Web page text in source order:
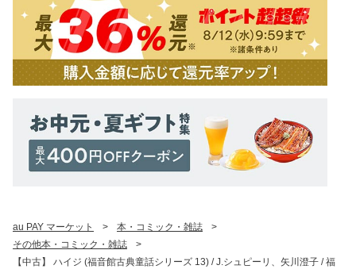
au PAY マーケット > 本・コミック・雑誌
>
その他本・コミック・雑誌
>
【中古】 ハイジ (福音館古典童話シリーズ 13) / J.シュピーリ、矢川澄子 / 福